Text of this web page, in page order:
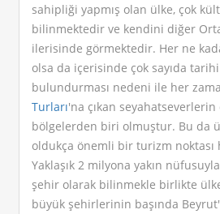
sahipliği yapmış olan ülke, çok
bilinmektedir ve kendini diğer
ilerisinde görmektedir. Her ne
olsa da içerisinde çok sayıda
bulundurması nedeni ile her
Turları'na çıkan
bölgelerden biri olmuştur. Bu da
oldukça önemli bir turizm
Yaklaşık 2 milyona yakın
şehir olarak bilinmekle birlikte
büyük şehirlerinin başında